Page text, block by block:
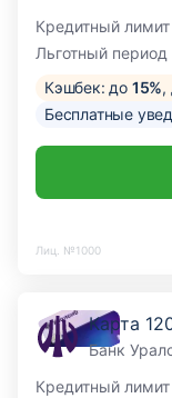
Кредитный лимит
Льготный период
Кэшбек: до 15%,
Бесплатные
Лиц. №1000
Карта
Банк
Кредитный лимит